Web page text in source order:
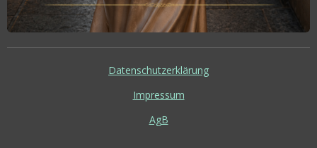
Datenschutzerklärung
Impressum
AgB